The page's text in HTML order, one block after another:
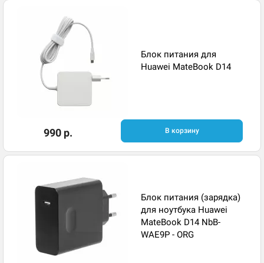
Блок питания для
Huawei MateBook D14
990 р. В корзину
Блок питания (зарядка)
для ноутбука Huawei
MateBook D14 NbB-
WAE9P - ORG